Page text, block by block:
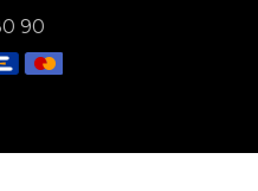
90